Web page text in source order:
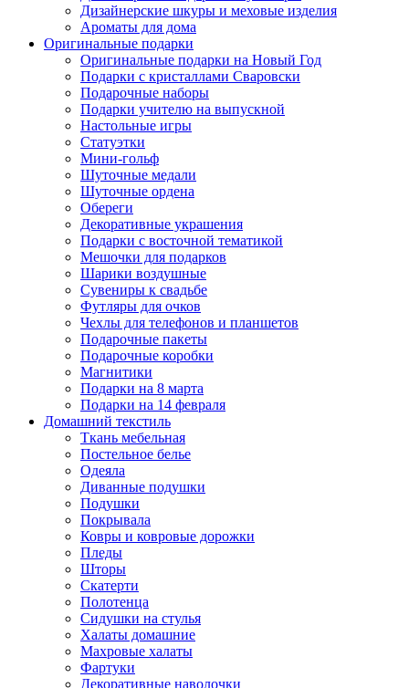
Дизайнерские шкуры и меховые изделия
Ароматы для дома
Оригинальные подарки
Оригинальные подарки на Новый Год
Подарки с кристаллами Сваровски
Подарочные наборы
Подарки учителю на выпускной
Настольные игры
Статуэтки
Мини-гольф
Шуточные медали
Шуточные ордена
Обереги
Декоративные украшения
Подарки с восточной тематикой
Мешочки для подарков
Шарики воздушные
Сувениры к свадьбе
Футляры для очков
Чехлы для телефонов и планшетов
Подарочные пакеты
Подарочные коробки
Магнитики
Подарки на 8 марта
Подарки на 14 февраля
Домашний текстиль
Ткань мебельная
Постельное белье
Одеяла
Диванные подушки
Подушки
Покрывала
Ковры и ковровые дорожки
Пледы
Шторы
Скатерти
Полотенца
Сидушки на стулья
Халаты домашние
Махровые халаты
Фартуки
Декоративные наволочки